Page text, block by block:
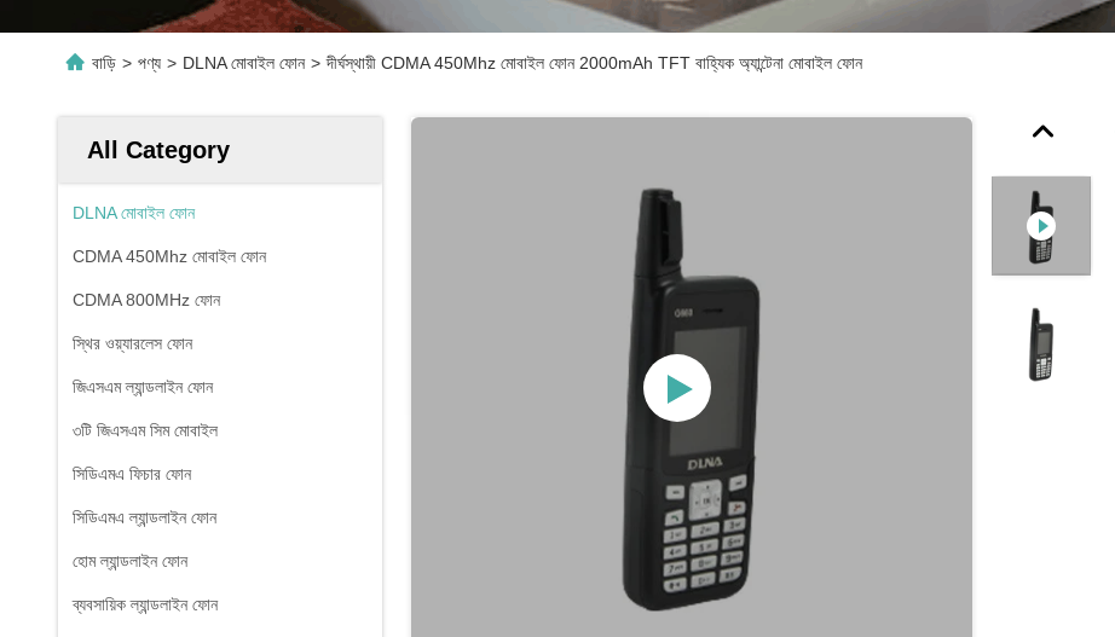
বাড়ি > পণ্য > DLNA মোবাইল ফোন > দীর্ঘস্থায়ী CDMA 450Mhz মোবাইল ফোন 2000mAh TFT বাহ্যিক অ্যান্টেনা মোবাইল ফোন
All Category
DLNA মোবাইল ফোন
CDMA 450Mhz মোবাইল ফোন
CDMA 800MHz ফোন
স্থির ওয়্যারলেস ফোন
জিএসএম ল্যান্ডলাইন ফোন
৩টি জিএসএম সিম মোবাইল
সিডিএমএ ফিচার ফোন
সিডিএমএ ল্যান্ডলাইন ফোন
হোম ল্যান্ডলাইন ফোন
ব্যবসায়িক ল্যান্ডলাইন ফোন